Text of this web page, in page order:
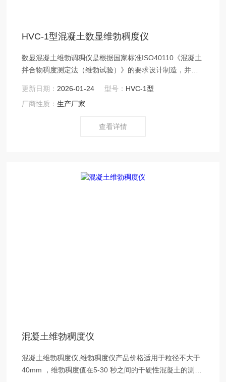
HVC-1型混凝土数显维勃稠度仪
数显混凝土维勃调稠仪是根据国家标准ISO40110《混凝土
拌合物稠度测定法（维勃试验）》的要求设计制造，并在
而解决了过去用秒表时过程中人为误差，提高了被测混凝
土稠度是*的测试仪器。混凝土数显维勃稠度仪,数显维勃稠
更新日期： 2026-01-24 型号： HVC-1型
厂商性质：生产厂家
查看详情
混凝土维勃稠度仪
混凝土维勃稠度仪,维勃稠度仪产品价格适用于粒径不大于
40mm ，维勃稠度值在5-30 秒之间的干硬性混凝土的测